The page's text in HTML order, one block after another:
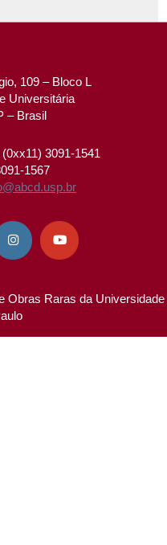
109 – Bloco L
Universitária
– Brasil
3091-1541
1567
 
Obras Raras da Universidade